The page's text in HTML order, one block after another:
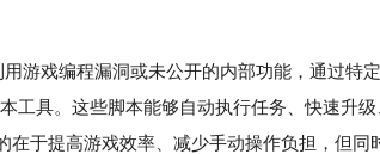
游戏编程漏洞或未公开的内部功能，通过特
工具。这些脚本能够自动执行任务、快速升
在于提高游戏效率、减少手动操作负担，但